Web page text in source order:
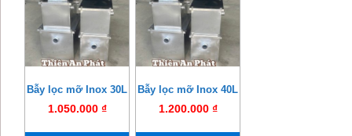
Bẫy lọc mỡ Inox 30L
1.050.000 ₫
Bẫy lọc mỡ Inox 40L
1.200.000 ₫